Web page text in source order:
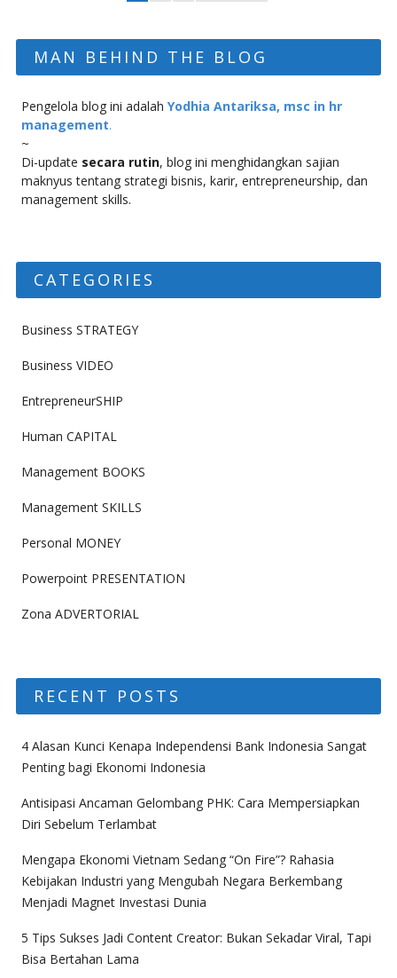
MAN BEHIND THE BLOG
Pengelola blog ini adalah Yodhia Antariksa, msc in hr
management.
~
Di-update secara rutin, blog ini menghidangkan sajian
maknyus tentang strategi bisnis, karir, entrepreneurship, dan
management skills.
CATEGORIES
Business STRATEGY
Business VIDEO
EntrepreneurSHIP
Human CAPITAL
Management BOOKS
Management SKILLS
Personal MONEY
Powerpoint PRESENTATION
Zona ADVERTORIAL
RECENT POSTS
4 Alasan Kunci Kenapa Independensi Bank Indonesia Sangat
Penting bagi Ekonomi Indonesia
Antisipasi Ancaman Gelombang PHK: Cara Mempersiapkan
Diri Sebelum Terlambat
Mengapa Ekonomi Vietnam Sedang “On Fire”? Rahasia
Kebijakan Industri yang Mengubah Negara Berkembang
Menjadi Magnet Investasi Dunia
5 Tips Sukses Jadi Content Creator: Bukan Sekadar Viral, Tapi
Bisa Bertahan Lama